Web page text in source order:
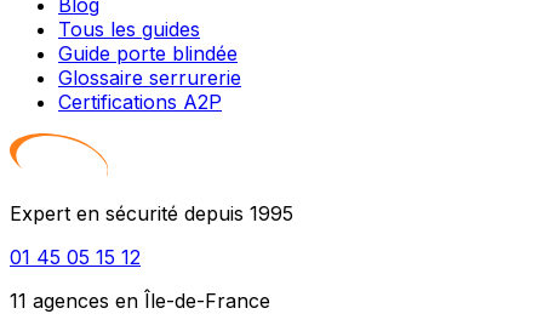
Blog
Tous les guides
Guide porte blindée
Glossaire serrurerie
Certifications A2P
Expert en sécurité depuis 1995
01 45 05 15 12
11 agences en Île-de-France